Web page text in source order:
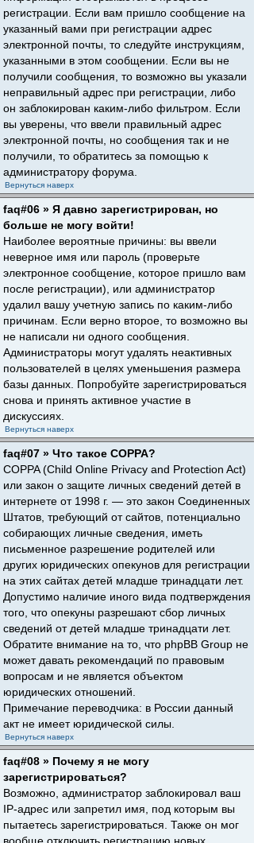
регистрации. Если вам пришло сообщение на
указанный вами при регистрации адрес
электронной почты, то следуйте инструкциям,
указанными в этом сообщении. Если вы не
получили сообщения, то возможно вы указали
неправильный адрес при регистрации, либо
он заблокирован каким-либо фильтром. Если
вы уверены, что ввели правильный адрес
электронной почты, но сообщения так и не
получили, то обратитесь за помощью к
администратору форума.
Вернуться наверх
faq#06 » Я давно зарегистрирован, но
больше не могу войти!
Наиболее вероятные причины: вы ввели
неверное имя или пароль (проверьте
электронное сообщение, которое пришло вам
после регистрации), или администратор
удалил вашу учетную запись по каким-либо
причинам. Если верно второе, то возможно вы
не написали ни одного сообщения.
Администраторы могут удалять неактивных
пользователей в целях уменьшения размера
базы данных. Попробуйте зарегистрироваться
снова и принять активное участие в
дискуссиях.
Вернуться наверх
faq#07 » Что такое COPPA?
COPPA (Child Online Privacy and Protection Act)
или закон о защите личных сведений детей в
интернете от 1998 г. — это закон Соединенных
Штатов, требующий от сайтов, потенциально
собирающих личные сведения, иметь
письменное разрешение родителей или
других юридических опекунов для регистрации
на этих сайтах детей младше тринадцати лет.
Допустимо наличие иного вида подтверждения
того, что опекуны разрешают сбор личных
сведений от детей младше тринадцати лет.
Обратите внимание на то, что phpBB Group не
может давать рекомендаций по правовым
вопросам и не является объектом
юридических отношений.
Примечание переводчика: в России данный
акт не имеет юридической силы.
Вернуться наверх
faq#08 » Почему я не могу
зарегистрироваться?
Возможно, администратор заблокировал ваш
IP-адрес или запретил имя, под которым вы
пытаетесь зарегистрироваться. Также он мог